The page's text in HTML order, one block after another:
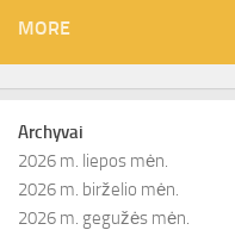
MORE
Archyvai
2026 m. liepos mėn.
2026 m. birželio mėn.
2026 m. gegužės mėn.